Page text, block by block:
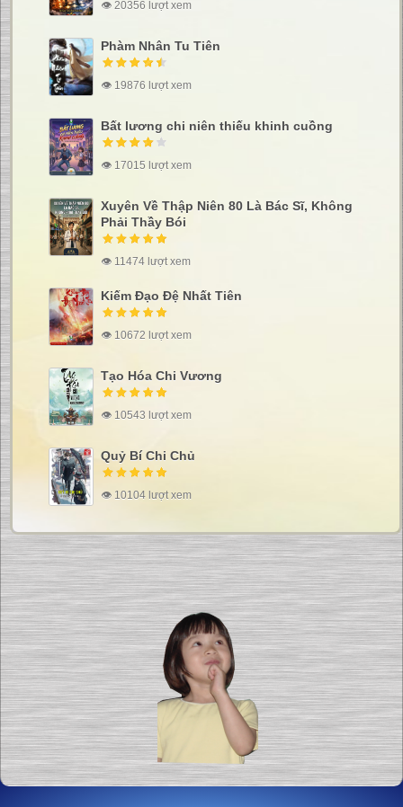
👁 20356 lượt xem
Phàm Nhân Tu Tiên
👁 19876 lượt xem
Bất lương chi niên thiếu khinh cuồng
👁 17015 lượt xem
Xuyên Về Thập Niên 80 Là Bác Sĩ, Không
Phải Thầy Bói
👁 11474 lượt xem
Kiếm Đạo Đệ Nhất Tiên
👁 10672 lượt xem
Tạo Hóa Chi Vương
👁 10543 lượt xem
Quỷ Bí Chi Chủ
👁 10104 lượt xem